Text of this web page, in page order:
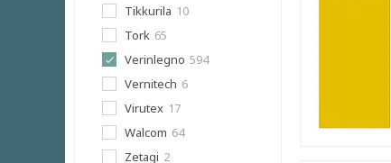
Tikkurila 10
Tork 65
Verinlegno 594
Vernitech 6
Virutex 17
Walcom 64
Zetagi 2